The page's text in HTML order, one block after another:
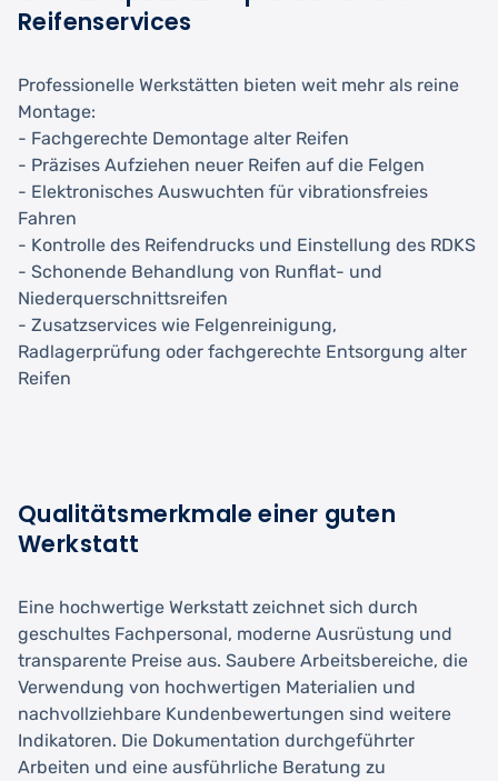
Reifenservices
Professionelle Werkstätten bieten weit mehr als reine
Montage:
- Fachgerechte Demontage alter Reifen
- Präzises Aufziehen neuer Reifen auf die Felgen
- Elektronisches Auswuchten für vibrationsfreies
Fahren
- Kontrolle des Reifendrucks und Einstellung des RDKS
- Schonende Behandlung von Runflat- und
Niederquerschnittsreifen
- Zusatzservices wie Felgenreinigung,
Radlagerprüfung oder fachgerechte Entsorgung alter
Reifen
Qualitätsmerkmale einer guten
Werkstatt
Eine hochwertige Werkstatt zeichnet sich durch
geschultes Fachpersonal, moderne Ausrüstung und
transparente Preise aus. Saubere Arbeitsbereiche, die
Verwendung von hochwertigen Materialien und
nachvollziehbare Kundenbewertungen sind weitere
Indikatoren. Die Dokumentation durchgeführter
Arbeiten und eine ausführliche Beratung zu